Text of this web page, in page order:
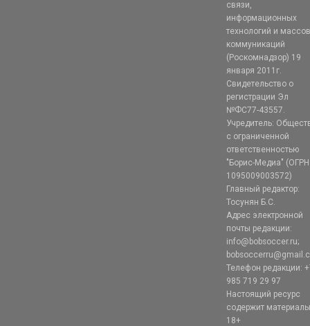
связи,
информационных
технологий и
коммуникаций
(Роскомнадзор) 19
января 2011г.
Свидетельство о
регистрации Эл
№ФС77-43557.
Учредитель:
с ограниченной
ответственностью
"Борис-Медиа" (ОГРН
1095009003572)
Главный редактор:
Тосунян Б.С.
Адрес электронной
почты редакции:
info@bobsoccer.ru;
Телефон редакции:
985 719 29 97
Настоящий ресурс
содержит
18+